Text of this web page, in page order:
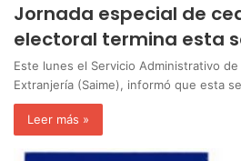
Jornada especial de
electoral termina esta
Este lunes el Servicio Administrativo
Extranjería (Saime), informó que esta
Leer más »